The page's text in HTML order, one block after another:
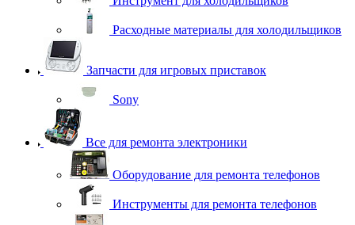
Расходные материалы для холодильщиков
Запчасти для игровых приставок
Sony
Все для ремонта электроники
Оборудование для ремонта телефонов
Инструменты для ремонта телефонов